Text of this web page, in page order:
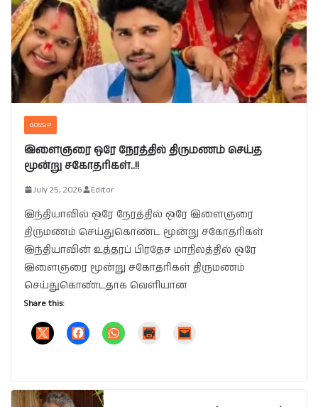
GOSSIP
இளைஞரை ஒரே நேரத்தில் திருமணம் செய்த
மூன்று சகோதரிகள்..!!
July 25, 2026 Editor
இந்தியாவில் ஒரே நேரத்தில் ஒரே இளைஞரை
திருமணம் செய்துகொண்ட மூன்று சகோதரிகள்
இந்தியாவின் உத்தரப் பிரதேச மாநிலத்தில் ஒரே
இளைஞரை மூன்று சகோதரிகள் திருமணம்
செய்துகொண்டதாக வெளியான
Share this: